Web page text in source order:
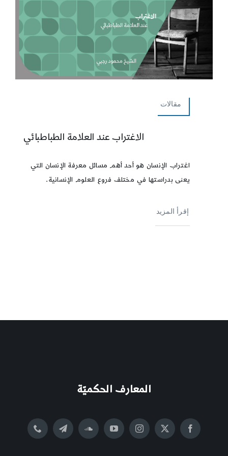
مقالات
الاغتراب عند العلامة الطباطبائي
اغتراب الإنسان هو أحد أهم مسائل معرفة الإنسان التي
يعنى بدراستها في مختلف فروع العلوم الإنسانية.
إقرأ المزيد
المعارف الحكميّة